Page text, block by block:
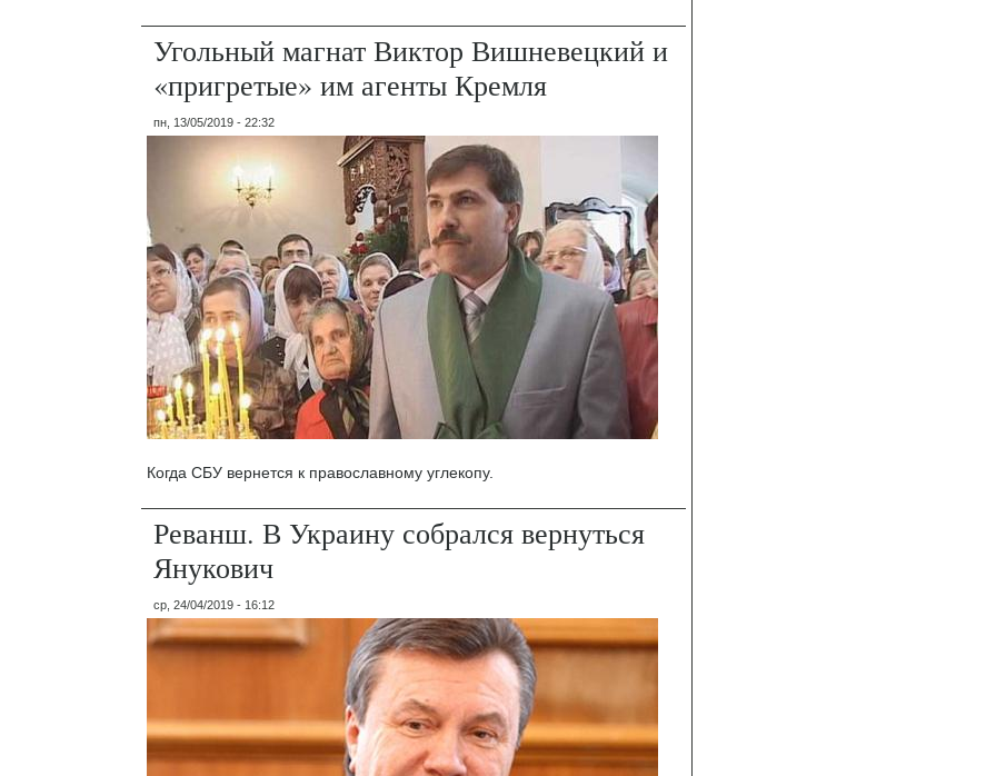
Угольный магнат Виктор Вишневецкий и
«пригретые» им агенты Кремля
пн, 13/05/2019 - 22:32
Когда СБУ вернется к православному углекопу.
Реванш. В Украину собрался вернуться
Янукович
ср, 24/04/2019 - 16:12